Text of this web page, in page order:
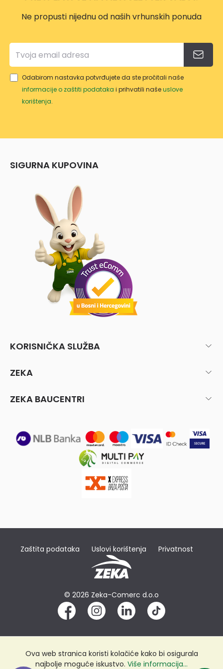
Ne propusti nijednu od naših vrhunskih ponuda
Odabirom nastavka potvrđujete da ste pročitali naše
informacije o zaštiti podataka i prihvatili našeuslove
korištenja.
SIGURNA KUPOVINA
KORISNIČKA SLUŽBA
ZEKA
ZEKA BAUCENTRI
Zaštita podataka Uslovi korištenja Privatnost
© 2026 Zeka-Comerc d.o.o
Ova web stranica koristi kolačiće kako bi osigurala
najbolje moguće iskustvo. Više informacija...